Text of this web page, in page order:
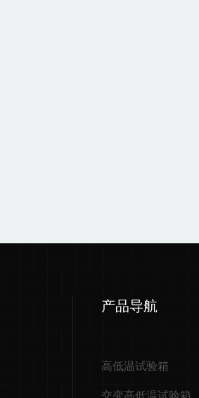
产品导航
高低温试验箱
交变高低温试验箱